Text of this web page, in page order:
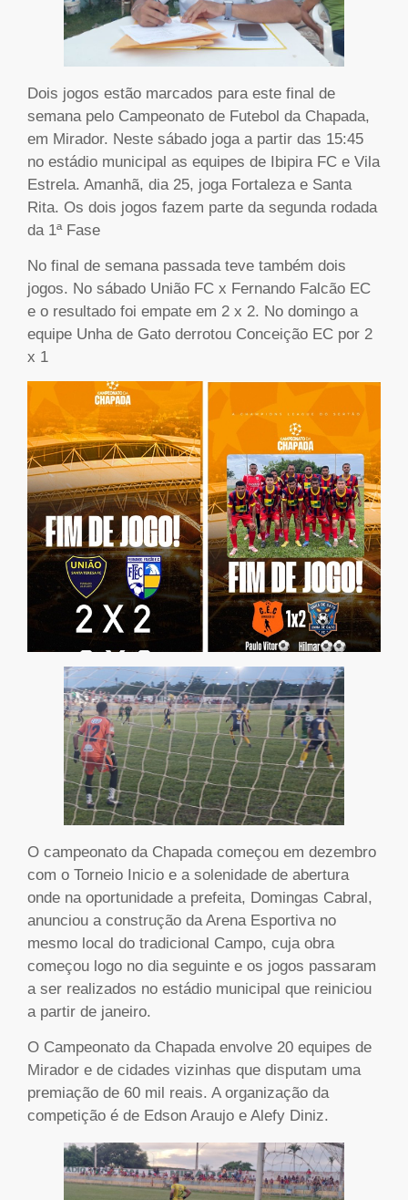
Dois jogos estão marcados para este final de
semana pelo Campeonato de Futebol da Chapada,
em Mirador. Neste sábado joga a partir das 15:45
no estádio municipal as equipes de Ibipira FC e Vila
Estrela. Amanhã, dia 25, joga Fortaleza e Santa
Rita. Os dois jogos fazem parte da segunda rodada
da 1ª Fase
No final de semana passada teve também dois
jogos. No sábado União FC x Fernando Falcão EC
e o resultado foi empate em 2 x 2. No domingo a
equipe Unha de Gato derrotou Conceição EC por 2
x 1
O campeonato da Chapada começou em dezembro
com o Torneio Inicio e a solenidade de abertura
onde na oportunidade a prefeita, Domingas Cabral,
anunciou a construção da Arena Esportiva no
mesmo local do tradicional Campo, cuja obra
começou logo no dia seguinte e os jogos passaram
a ser realizados no estádio municipal que reiniciou
a partir de janeiro.
O Campeonato da Chapada envolve 20 equipes de
Mirador e de cidades vizinhas que disputam uma
premiação de 60 mil reais. A organização da
competição é de Edson Araujo e Alefy Diniz.